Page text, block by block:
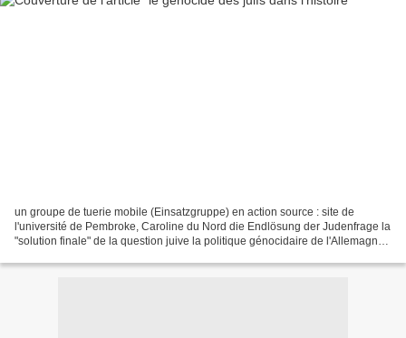
un groupe de tuerie mobile (Einsatzgruppe) en action source : site de
l'université de Pembroke, Caroline du Nord die Endlösung der Judenfrage la
"solution finale" de la question juive la politique génocidaire de l'Allemagne